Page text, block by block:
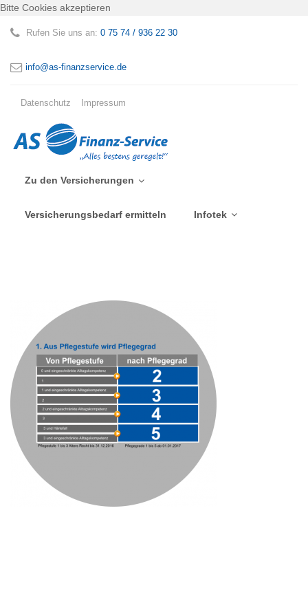
Bitte Cookies akzeptieren
Rufen Sie uns an: 0 75 74 / 936 22 30
info@as-finanzservice.de
Datenschutz Impressum
Zu den Versicherungen
Versicherungsbedarf ermitteln Infotek